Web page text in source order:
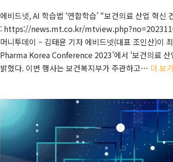
에비드넷, AI 학습법 ‘연합학습’ “보건의료 산업 혁신
: https://news.mt.co.kr/
머니투데이 – 김태윤 기자 에비드넷(대표 조인산)이
Pharma Korea Conference 2023’에서 ‘보건의료
밝혔다. 이번 행사는 보건복지부가 주관하고… 더 보